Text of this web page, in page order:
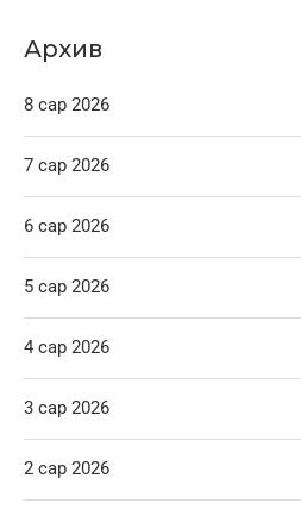
Архив
8 сар 2026
7 сар 2026
6 сар 2026
5 сар 2026
4 сар 2026
3 сар 2026
2 сар 2026